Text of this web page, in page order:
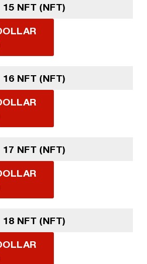
15 NFT (NFT)
16 NFT (NFT)
17 NFT (NFT)
18 NFT (NFT)